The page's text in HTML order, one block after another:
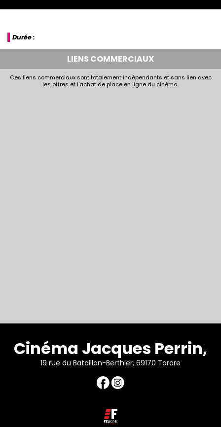
Durée :
LIENS COMMERCIAUX
Ces liens commerciaux sont totalement indépendants et sans lien avec
les offres et l'achat de place en ligne du cinéma.
Cinéma Jacques Perrin,
19 rue du Bataillon-Berthier, 69170 Tarare